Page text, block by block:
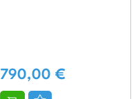
790,00 €